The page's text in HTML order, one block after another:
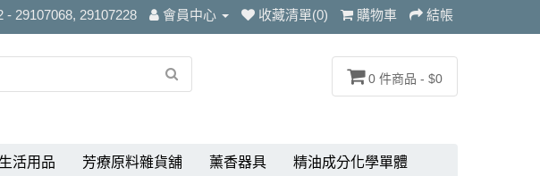
- 29107068, 29107228 會員中心 收藏清單(0) 購物車 結帳
0 件商品 - $0
活用品 芳療原料雜貨舖 薰香器具 精油成分化學單體